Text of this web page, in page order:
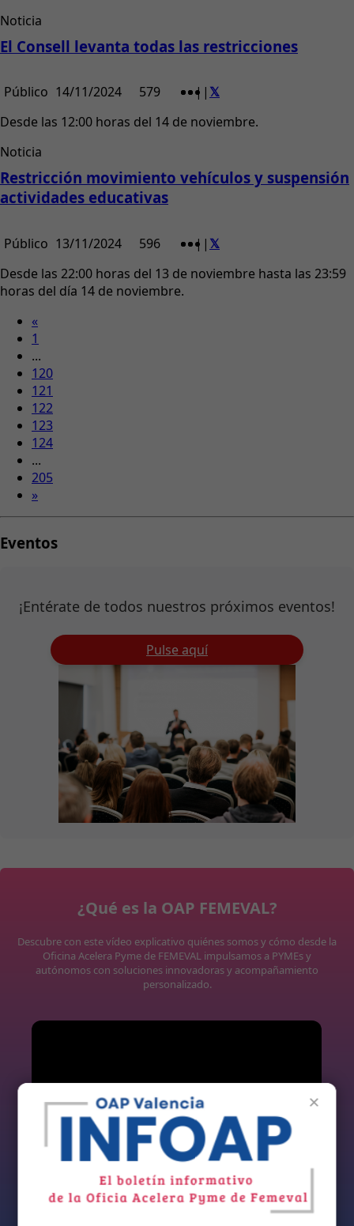
Noticia
El Consell levanta todas las restricciones
Público 14/11/2024 579 | |
Desde las 12:00 horas del 14 de noviembre.
Noticia
Restricción movimiento vehículos y suspensión
actividades educativas
Público 13/11/2024 596 | |
Desde las 22:00 horas del 13 de noviembre hasta las 23:59
horas del día 14 de noviembre.
«
1
...
120
121
122
123
124
...
205
»
Eventos
¡Entérate de todos nuestros próximos eventos!
Pulse aquí
¿Qué es la OAP FEMEVAL?
Descubre con este vídeo explicativo quiénes somos y cómo desde la
Oficina Acelera Pyme de FEMEVAL impulsamos a PYMEs y
autónomos con soluciones innovadoras y acompañamiento
personalizado.
×